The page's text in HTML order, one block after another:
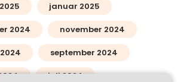
januar 2025
2024 november 2024
september 2024
juli 2024